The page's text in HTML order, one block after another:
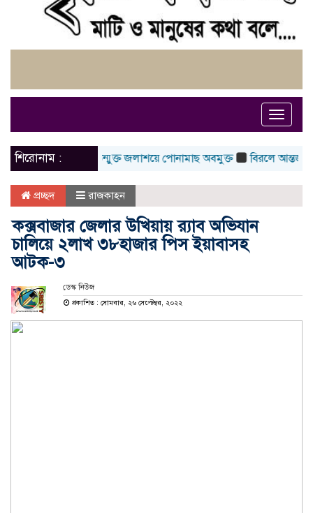
Toggle
শিরোনাম :
চলনবিলের উন্মুক্ত জলাশয়ে পোনামাছ অবমুক্ত বিরলে আন্তর্জাতিক
প্রচ্ছদ রাজকাহন
কক্সবাজার জেলার উখিয়ায় র‍্যাব অভিযান
চালিয়ে ২লাখ ৩৮হাজার পিস ইয়াবাসহ
আটক-৩
ডেস্ক নিউজ
প্রকাশিত : সোমবার, ২৬ সেপ্টেম্বর, ২০২২